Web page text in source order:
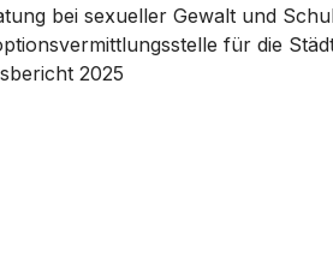
bei sexueller Gewalt und
für die
2025